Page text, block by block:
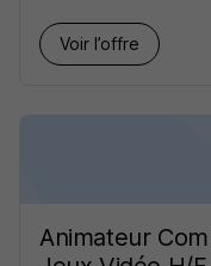
Voir l’offre
Animateur